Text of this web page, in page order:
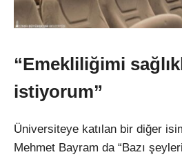
“Emekliliğimi
istiyorum”
Üniversiteye katılan bir diğer
Mehmet Bayram da “Bazı